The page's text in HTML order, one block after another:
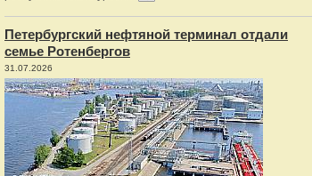
Петербургский нефтяной терминал отдали
семье Ротенбергов
31.07.2026